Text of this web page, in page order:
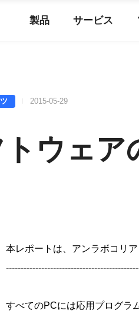
製品 サービス
2015-05-29
トウェア
本レポートは、アンラボコリ
すべてのPCには応用プログラ